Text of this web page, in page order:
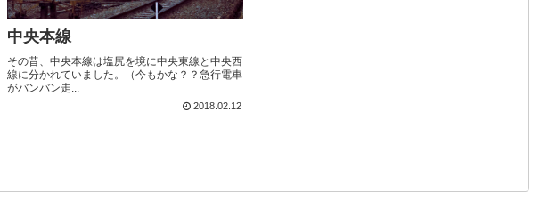
中央本線
その昔、中央本線は塩尻を境に中央東線と中央西
線に分かれていました。（今もかな？？急行電車
がバンバン走...
2018.02.12